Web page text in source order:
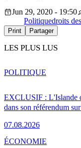
Jun 29, 2020 - 19:50
Politiquedroits
Print Partager
LES PLUS LUS
EXCLUSIF : L'Islande
dans son référendum
07.08.2026
POLITIQUE
ÉCONOMIE